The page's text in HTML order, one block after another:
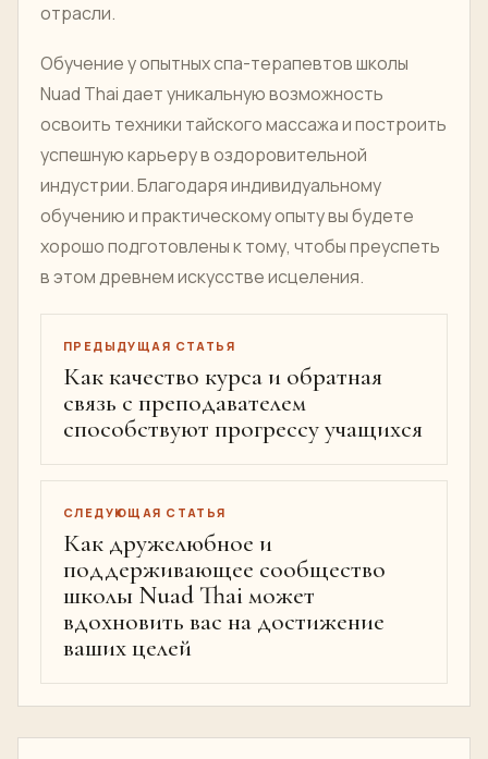
отрасли.
Обучение у опытных спа-терапевтов школы
Nuad Thai дает уникальную возможность
освоить техники тайского массажа и построить
успешную карьеру в оздоровительной
индустрии. Благодаря индивидуальному
обучению и практическому опыту вы будете
хорошо подготовлены к тому, чтобы преуспеть
в этом древнем искусстве исцеления.
ПРЕДЫДУЩАЯ СТАТЬЯ
Как качество курса и обратная
связь с преподавателем
способствуют прогрессу учащихся
СЛЕДУЮЩАЯ СТАТЬЯ
Как дружелюбное и
поддерживающее сообщество
школы Nuad Thai может
вдохновить вас на достижение
ваших целей